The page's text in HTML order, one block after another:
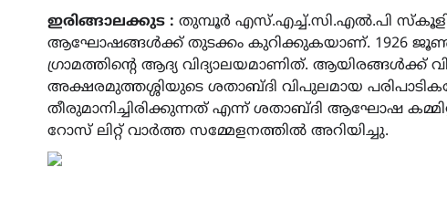
ഇരിങ്ങാലക്കുട : തുമ്പൂർ എസ്.എച്ച്.സി.എൽ.പി
ആഘോഷങ്ങൾക്ക് തുടക്കം കുറിക്കുകയാണ്. 1926 ജൂൺ 1
ഗ്രാമത്തിൻ്റെ ആദ്യ വിദ്യാലയമാണിത്.
അക്ഷരമുത്തശ്ശിയുടെ ശതാബ്ദി വിപുലമായ
തീരുമാനിച്ചിരിക്കുന്നത് എന്ന് ശതാബ്ദി ആഘോഷ
റോസ് ലിറ്റ് വാർത്ത സമ്മേളനത്തിൽ അറിയിച്ചു.